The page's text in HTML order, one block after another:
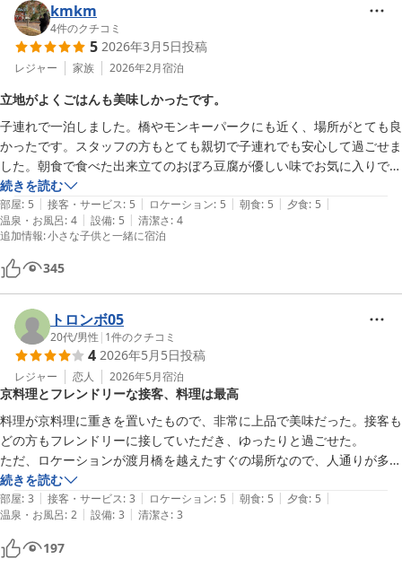
kmkm
4件のクチコミ
5 2026年3月5日投稿
レジャー 家族 2026年2月宿泊
立地がよくごはんも美味しかったです。
子連れで一泊しました。橋やモンキーパークにも近く、場所がとても良
かったです。スタッフの方もとても親切で子連れでも安心して過ごせま
した。朝食で食べた出来立てのおぼろ豆腐が優しい味でお気に入りで
す。
続きを読む
部屋: 5 | 接客・サービス: 5 | ロケーション: 5 | 朝食: 5 | 夕食: 5 |
温泉・お風呂: 4 | 設備: 5 | 清潔さ: 4
追加情報:小さな子供と一緒に宿泊
345
トロンボ05
20代/男性 | 1件のクチコミ
4 2026年5月5日投稿
レジャー 恋人 2026年5月宿泊
京料理とフレンドリーな接客、料理は最高
料理が京料理に重きを置いたもので、非常に上品で美味だった。接客も
どの方もフレンドリーに接していただき、ゆったりと過ごせた。
ただ、ロケーションが渡月橋を越えたすぐの場所なので、人通りが多く
旅館前に車を停車させづらかった(時間によっては一方通行なのでうま
く停めれなかったらもう一度迂回する必要があるかも)。
お風呂も気持ちが良かったが、貸切露天風呂は40分の利用のため着替
えのことを考えると、体感ゆったりとは出来なかった。もう少し時間欲
しいなと思った。
続きを読む
部屋: 3 | 接客・サービス: 3 | ロケーション: 5 | 朝食: 5 | 夕食: 5 |
温泉・お風呂: 2 | 設備: 3 | 清潔さ: 3
197